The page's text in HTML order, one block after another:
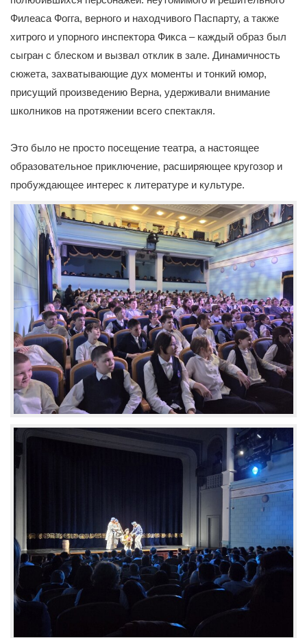
Филеаса Фогга, верного и находчивого Паспарту, а также
хитрого и упорного инспектора Фикса – каждый образ был
сыгран с блеском и вызвал отклик в зале. Динамичность
сюжета, захватывающие дух моменты и тонкий юмор,
присущий произведению Верна, удерживали внимание
школников на протяжении всего спектакля.
Это было не просто посещение театра, а настоящее
образовательное приключение, расширяющее кругозор и
пробуждающее интерес к литературе и культуре.